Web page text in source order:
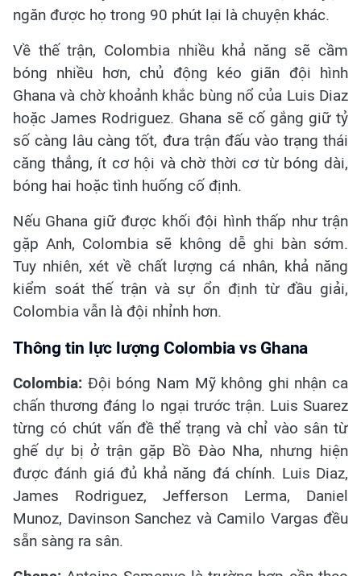
ngăn được họ trong 90 phút lại là chuyện khác.
Về thế trận, Colombia nhiều khả năng sẽ cầm
bóng nhiều hơn, chủ động kéo giãn đội hình
Ghana và chờ khoảnh khắc bùng nổ của Luis Diaz
hoặc James Rodriguez. Ghana sẽ cố gắng giữ tỷ
số càng lâu càng tốt, đưa trận đấu vào trạng thái
căng thẳng, ít cơ hội và chờ thời cơ từ bóng dài,
bóng hai hoặc tình huống cố định.
Nếu Ghana giữ được khối đội hình thấp như trận
gặp Anh, Colombia sẽ không dễ ghi bàn sớm.
Tuy nhiên, xét về chất lượng cá nhân, khả năng
kiểm soát thế trận và sự ổn định từ đầu giải,
Colombia vẫn là đội nhỉnh hơn.
Thông tin lực lượng Colombia vs Ghana
Colombia: Đội bóng Nam Mỹ không ghi nhận ca
chấn thương đáng lo ngại trước trận. Luis Suarez
từng có chút vấn đề thể trạng và chỉ vào sân từ
ghế dự bị ở trận gặp Bồ Đào Nha, nhưng hiện
được đánh giá đủ khả năng đá chính. Luis Diaz,
James Rodriguez, Jefferson Lerma, Daniel
Munoz, Davinson Sanchez và Camilo Vargas đều
sẵn sàng ra sân.